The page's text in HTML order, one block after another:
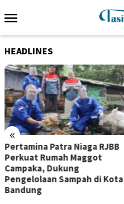
ke
Mobile
HEADLINES
«
Pertamina Patra Niaga RJBB
Perkuat Rumah Maggot
Campaka, Dukung
Pengelolaan Sampah di Kota
Bandung